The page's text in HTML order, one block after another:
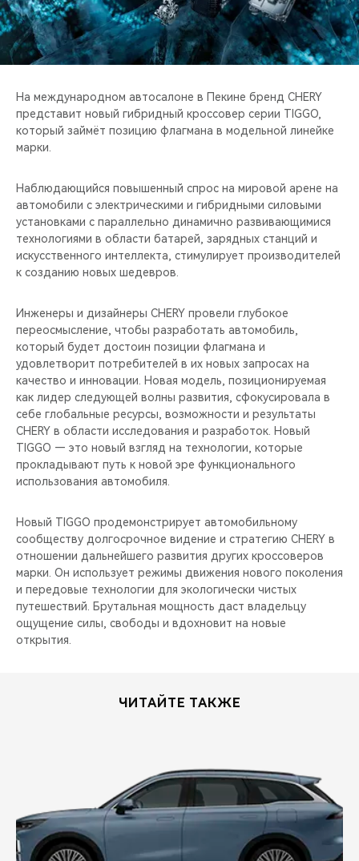
CHERY И СПОРТ
ВИДЕООБЗОРЫ
На международном автосалоне в Пекине бренд CHERY
представит новый гибридный кроссовер серии TIGGO,
который займёт позицию флагмана в модельной линейке
марки.
Наблюдающийся повышенный спрос на мировой арене на
автомобили с электрическими и гибридными силовыми
установками с параллельно динамично развивающимися
технологиями в области батарей, зарядных станций и
искусственного интеллекта, стимулирует производителей
к созданию новых шедевров.
Инженеры и дизайнеры CHERY провели глубокое
переосмысление, чтобы разработать автомобиль,
который будет достоин позиции флагмана и
удовлетворит потребителей в их новых запросах на
качество и инновации. Новая модель, позиционируемая
как лидер следующей волны развития, сфокусировала в
себе глобальные ресурсы, возможности и результаты
CHERY в области исследования и разработок. Новый
TIGGO — это новый взгляд на технологии, которые
прокладывают путь к новой эре функционального
использования автомобиля.
Новый TIGGO продемонстрирует автомобильному
сообществу долгосрочное видение и стратегию CHERY в
отношении дальнейшего развития других кроссоверов
марки. Он использует режимы движения нового поколения
и передовые технологии для экологически чистых
путешествий. Брутальная мощность даст владельцу
ощущение силы, свободы и вдохновит на новые
открытия.
ЧИТАЙТЕ ТАКЖЕ